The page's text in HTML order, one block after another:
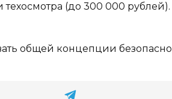
(до 300 000 рублей).
общей концепции